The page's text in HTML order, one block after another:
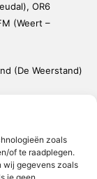
zoals
of te raadplegen.
wij gegevens zoals
OR6
(Weert –
(De Weerstand)